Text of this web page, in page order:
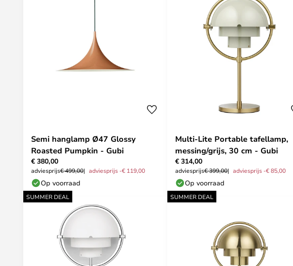
Semi hanglamp Ø47 Glossy
Roasted Pumpkin - Gubi
€ 380,00
adviesprijs€ 499,00 adviesprijs -€ 119,00
Op voorraad
Multi-Lite Portable tafellamp,
messing/grijs, 30 cm - Gubi
€ 314,00
adviesprijs€ 399,00 adviesprijs -€ 85,00
Op voorraad
SUMMER DEAL SUMMER DEAL